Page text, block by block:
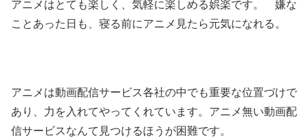
アニメはとても楽しく、気軽に楽しめる娯楽です。 嫌な
ことあった日も、寝る前にアニメ見たら元気になれる。
アニメは動画配信サービス各社の中でも重要な位置づけで
あり、力を入れてやってくれています。アニメ無い動画配
信サービスなんて見つけるほうが困難です。